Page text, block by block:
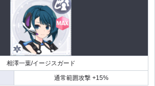
相澤一葉/イージスガード
通常範囲攻撃 +15%